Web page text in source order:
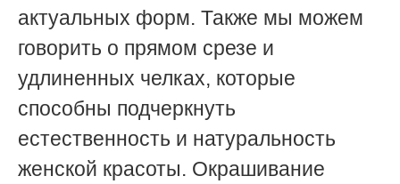
актуальных форм. Также мы можем
говорить о прямом срезе и
удлиненных челках, которые
способны подчеркнуть
естественность и натуральность
женской красоты. Окрашивание